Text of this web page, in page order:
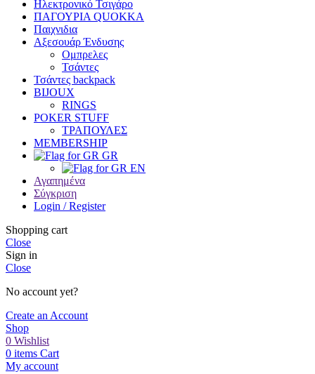
Ηλεκτρονικό Τσιγάρο
ΠΑΓΟΥΡΙΑ QUOKKA
Παιχνιδια
Αξεσουάρ Ένδυσης
Oμπρελες
Τσάντες
Τσάντες backpack
BIJOUX
RINGS
POKER STUFF
ΤΡΑΠΟΥΛΕΣ
MEMBERSHIP
GR
EN
Αγαπημένα
Σύγκριση
Login / Register
Shopping cart
Close
Sign in
Close
No account yet?
Create an Account
Shop
0 Wishlist
0 items Cart
My account